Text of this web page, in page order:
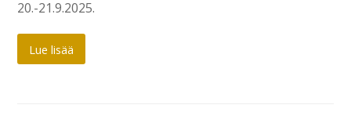
20.-21.9.2025.
Lue lisää